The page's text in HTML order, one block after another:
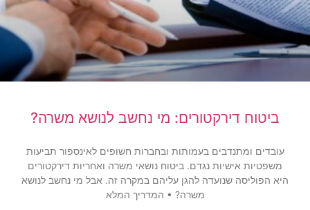
ביטוח דירקטורים: מי נחשב לנושא משרה?
עובדים ומתנדבים בעמותות ובחברות חשופים לאינספור תביעות
משפטיות אישיות נגדם. ביטוח נושאי משרה ואחריות דירקטורים
היא הפוליסה שנועדה להגן עליהם במקרה זה. אבל מי נחשב לנושא
משרה? • המדריך המלא